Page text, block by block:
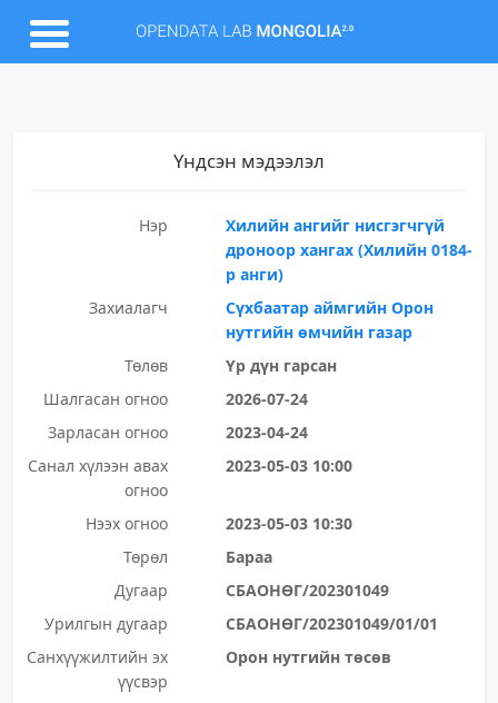
Үндсэн мэдээлэл
Нэр
Хилийн ангийг нисгэгчгүй
дроноор хангах (Хилийн 0184-
р анги)
Захиалагч
Сүхбаатар аймгийн Орон
нутгийн өмчийн газар
Төлөв
Үр дүн гарсан
Шалгасан огноо
2026-07-24
Зарласан огноо
2023-04-24
Санал хүлээн авах
огноо
2023-05-03 10:00
Нээх огноо
2023-05-03 10:30
Төрөл
Бараа
Дугаар
СБАОНӨГ/202301049
Урилгын дугаар
СБАОНӨГ/202301049/01/01
Санхүүжилтийн эх
үүсвэр
Орон нутгийн төсөв